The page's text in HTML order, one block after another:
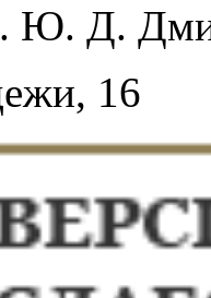
Ю. Д.
16